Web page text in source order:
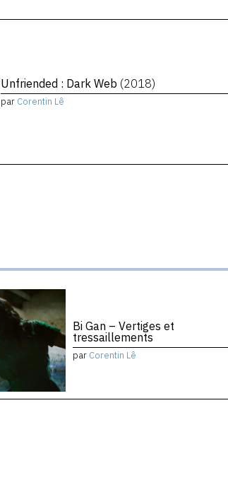
Unfriended : Dark Web (2018)
par Corentin Lê
Bi Gan – Vertiges et
tressaillements
par Corentin Lê